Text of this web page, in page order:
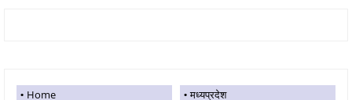
Home
मध्यप्रदेश